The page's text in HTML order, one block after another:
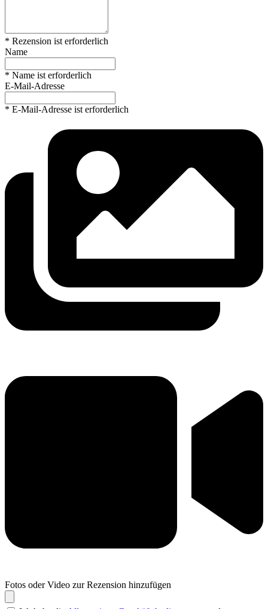
* Rezension ist erforderlich
Name
* Name ist erforderlich
E-Mail-Adresse
* E-Mail-Adresse ist erforderlich
Fotos oder Video zur Rezension hinzufügen